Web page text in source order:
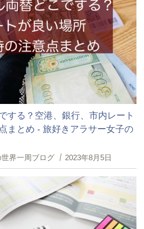
する？空港、銀行、市内レート
まとめ - 旅好きアラサー女子の
界一周ブログ 2023年8月5日